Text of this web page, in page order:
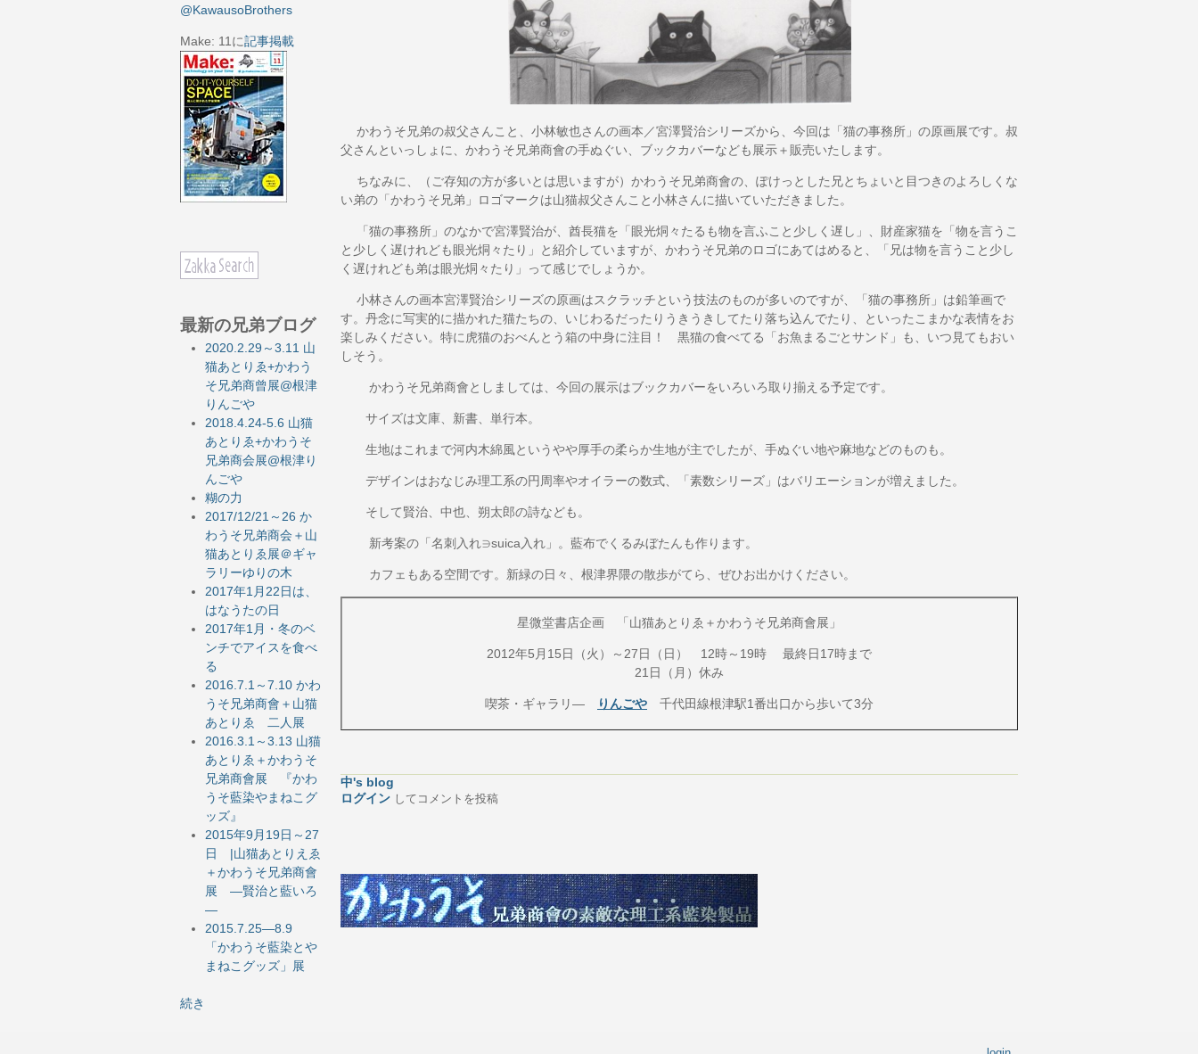
@KawausoBrothers
Make: 11に記事掲載
最新の兄弟ブログ
2020.2.29～3.11 山
猫あとりゑ+かわう
そ兄弟商曾展@根津
りんごや
2018.4.24-5.6 山猫
あとりゑ+かわうそ
兄弟商会展@根津り
んごや
糊の力
2017/12/21～26 か
わうそ兄弟商会＋山
猫あとりゑ展＠ギャ
ラリーゆりの木
2017年1月22日は、
はなうたの日
2017年1月・冬のベ
ンチでアイスを食べ
る
2016.7.1～7.10 かわ
うそ兄弟商會＋山猫
あとりゑ 二人展
2016.3.1～3.13 山猫
あとりゑ＋かわうそ
兄弟商會展 『かわ
うそ藍染やまねこグ
ッズ』
2015年9月19日～27
日 |山猫あとりえゑ
＋かわうそ兄弟商會
展 ―賢治と藍いろ
―
2015.7.25―8.9
「かわうそ藍染とや
まねこグッズ」展
続き
かわうそ兄弟の叔父さんこと、小林敏也さんの画本／宮澤賢治シリーズから、今回は「猫の事務所」の原画展です。叔
父さんといっしょに、かわうそ兄弟商會の手ぬぐい、ブックカバーなども展示＋販売いたします。
ちなみに、（ご存知の方が多いとは思いますが）かわうそ兄弟商會の、ぽけっとした兄とちょいと目つきのよろしくな
い弟の「かわうそ兄弟」ロゴマークは山猫叔父さんこと小林さんに描いていただきました。
「猫の事務所」のなかで宮澤賢治が、酋長猫を「眼光烔々たるも物を言ふこと少しく遅し」、財産家猫を「物を言うこ
と少しく遅けれども眼光烔々たり」と紹介していますが、かわうそ兄弟のロゴにあてはめると、「兄は物を言うこと少し
く遅けれども弟は眼光烔々たり」って感じでしょうか。
小林さんの画本宮澤賢治シリーズの原画はスクラッチという技法のものが多いのですが、「猫の事務所」は鉛筆画で
す。丹念に写実的に描かれた猫たちの、いじわるだったりうきうきしてたり落ち込んでたり、といったこまかな表情をお
楽しみください。特に虎猫のおべんとう箱の中身に注目！ 黒猫の食べてる「お魚まるごとサンド」も、いつ見てもおい
しそう。
かわうそ兄弟商會としましては、今回の展示はブックカバーをいろいろ取り揃える予定です。
サイズは文庫、新書、単行本。
生地はこれまで河内木綿風というやや厚手の柔らか生地が主でしたが、手ぬぐい地や麻地などのものも。
デザインはおなじみ理工系の円周率やオイラーの数式、「素数シリーズ」はバリエーションが増えました。
そして賢治、中也、朔太郎の詩なども。
新考案の「名刺入れ∋suica入れ」。藍布でくるみぼたんも作ります。
カフェもある空間です。新緑の日々、根津界隈の散歩がてら、ぜひお出かけください。
星微堂書店企画 「山猫あとりゑ＋かわうそ兄弟商會展」
2012年5月15日（火）～27日（日） 12時～19時 最終日17時まで
21日（月）休み
喫茶・ギャラリ― りんごや 千代田線根津駅1番出口から歩いて3分
中's blog
ログイン してコメントを投稿